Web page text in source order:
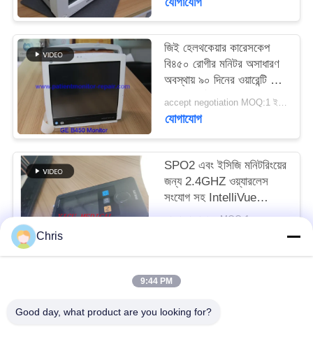
NEWS
সাইট
PRIVACY
POLICY
জিই হেলথকেয়ার কারেসকেপ
বি৪৫০ রোগীর মনিটর অসাধারণ
অবস্থায় ৯০ দিনের ওয়ারেন্টি সহ
এবং সম্পূর্ণরূপে সংস্কার করা
হয়েছে
accept negotiation MOQ:1 ইউনিট
যোগাযোগ
SPO2 এবং ইসিজি মনিটরিংয়ের
জন্য 2.4GHZ ওয়্যারলেস
সংযোগ সহ IntelliVue
MX40 রোগী মনিটর
আলোচনা সাপেক্ষে MOQ:1
Chris
9:44 PM
Good day, what product are you looking for?